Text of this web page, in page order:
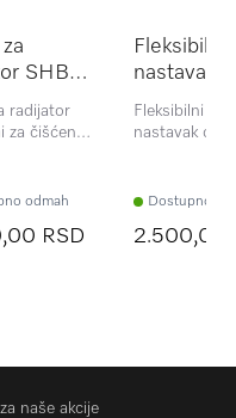
SHB
radijator
za čišćenje
odmah
RSD
Fleksibilni
nastavak
Fleksibilni uski
nastavak od
Duoflex.
Dostupno
2.500,00
naše akcije